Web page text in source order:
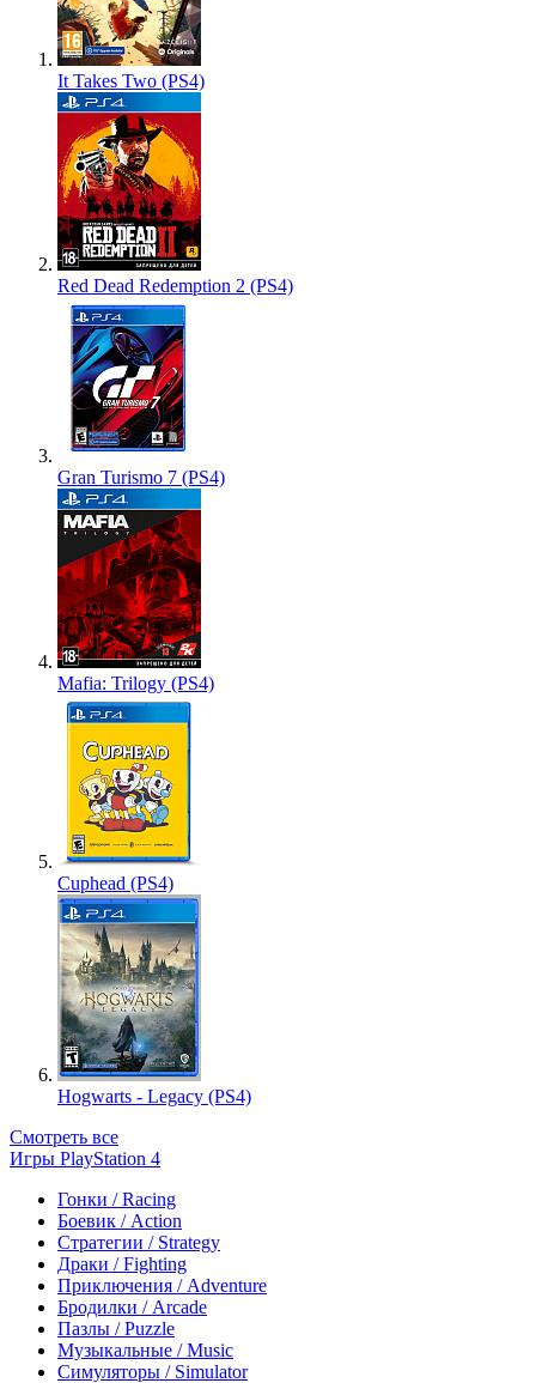
It Takes Two (PS4)
Red Dead Redemption 2 (PS4)
Gran Turismo 7 (PS4)
Mafia: Trilogy (PS4)
Cuphead (PS4)
Hogwarts - Legacy (PS4)
Смотреть все
Игры PlayStation 4
Гонки / Racing
Боевик / Action
Стратегии / Strategy
Драки / Fighting
Приключения / Adventure
Бродилки / Arcade
Пазлы / Puzzle
Музыкальные / Music
Симуляторы / Simulator